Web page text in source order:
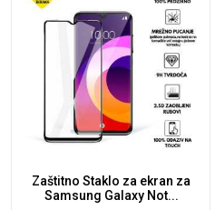
Zaštitno Staklo za ekran za
Samsung Galaxy Not...
Valentinovo